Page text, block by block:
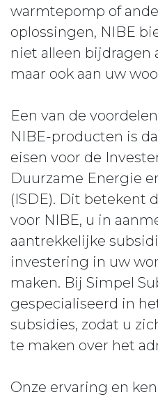
warmtepomp of
oplossingen, NIBE
niet alleen bijdragen
maar ook aan uw
Een van de
NIBE-producten is
eisen voor de
Duurzame Energie
(ISDE). Dit betekent
voor NIBE, u in
aantrekkelijke
investering in uw
maken. Bij Simpel
gespecialiseerd in
subsidies, zodat u
te maken over het
Onze ervaring en